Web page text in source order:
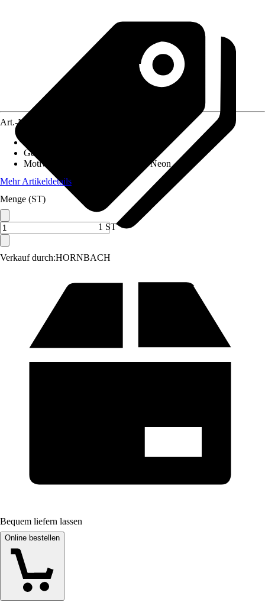
Verkauf durch:HORNBACH
Art.-Nr.
Gewicht
Motivkategorie
Kinder, Gaming, Neon
Mehr Artikeldetails
Menge (ST)
1 ST
Bequem liefern lassen
Online bestellen